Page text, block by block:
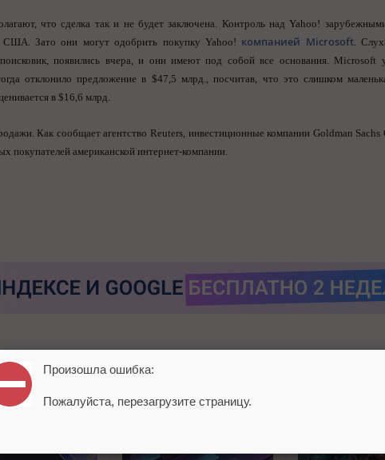
что сделка так и не будет заключена. Контроль над Yahoo!
США. Зато они могут одобрить покупку Yahoo! компанией Microsoft.
появились вчера, и они имеют под собой все основания. Microsoft
отклонило предложение в $47,5 млрд., посчитав, что это слишком
в $16,6 млрд.
Как сообщает агентство Reuters, инвестиционные компании Goldman
покупателей американской интернет-компании.
Произошла ошибка:
Пожалуйста, перезагрузите страницу.